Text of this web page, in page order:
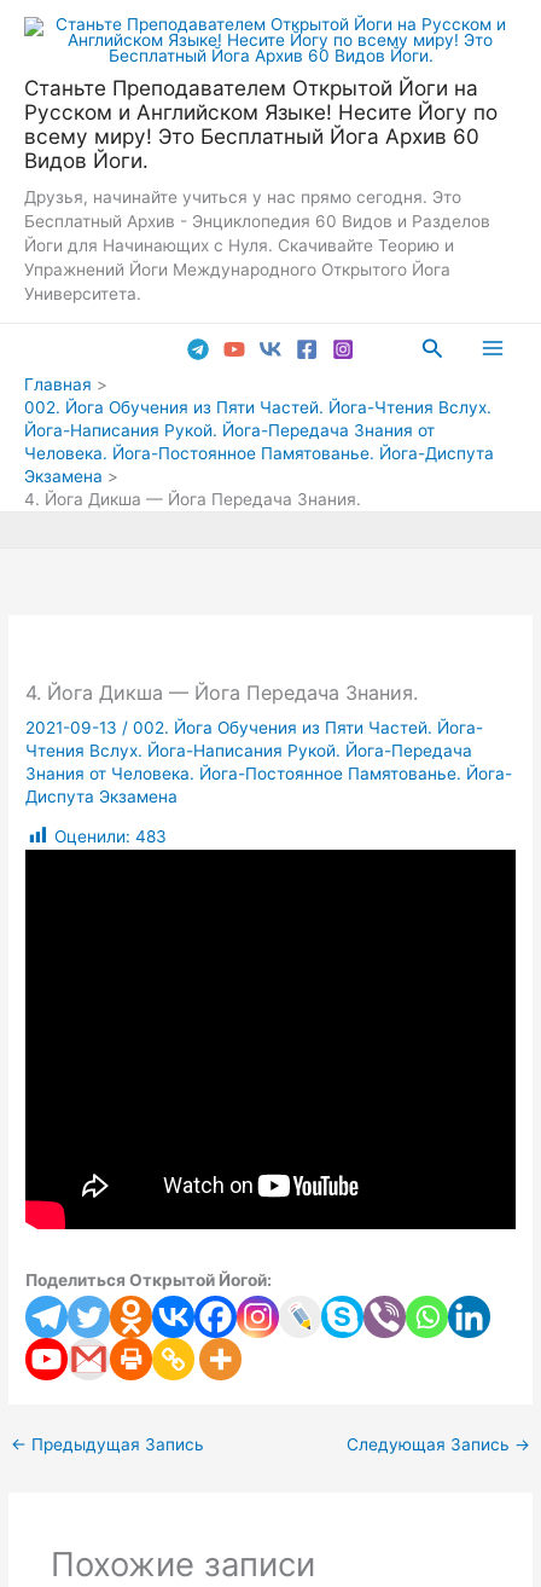
Перейти
Станьте Преподавателем Открытой Йоги на
Русском и Английском Языке! Несите Йогу по
всему миру! Это Бесплатный Йога Архив 60
Видов Йоги.
Друзья, начинайте учиться у нас прямо сегодня. Это
Бесплатный Архив - Энциклопедия 60 Видов и Разделов
Йоги для Начинающих с Нуля. Скачивайте Теорию и
Упражнений Йоги Международного Открытого Йога
Университета.
Поиск
Главная
002. Йога Обучения из Пяти Частей. Йога-Чтения Вслух.
Йога-Написания Рукой. Йога-Передача Знания от
Человека. Йога-Постоянное Памятованье. Йога-Диспута
Экзамена
4. Йога Дикша — Йога Передача Знания.
4. Йога Дикша — Йога Передача Знания.
2021-09-13 /002. Йога Обучения из Пяти Частей. Йога-
Чтения Вслух. Йога-Написания Рукой. Йога-Передача
Знания от Человека. Йога-Постоянное Памятованье. Йога-
Диспута Экзамена
Оценили: 483
Поделиться Открытой Йогой:
← Предыдущая Запись Следующая Запись →
Похожие записи